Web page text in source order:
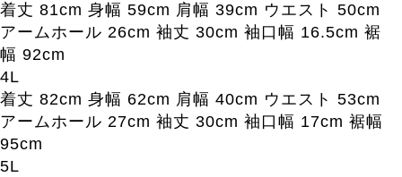
着丈 81cm 身幅 59cm 肩幅 39cm ウエスト 50cm
アームホール 26cm 袖丈 30cm 袖口幅 16.5cm 裾
幅 92cm
4L
着丈 82cm 身幅 62cm 肩幅 40cm ウエスト 53cm
アームホール 27cm 袖丈 30cm 袖口幅 17cm 裾幅
95cm
5L